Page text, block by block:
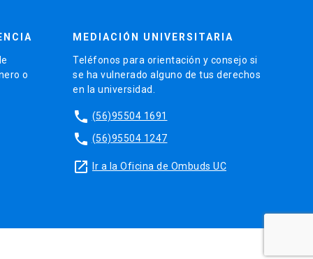
o
MEDIACIÓN UNIVERSITARIA
Teléfonos para orientación y consejo si
se ha vulnerado alguno de tus derechos
en la universidad.
phone (56)95504 1691
phone (56)95504 1247
launch Ir a la Oficina de Ombuds UC